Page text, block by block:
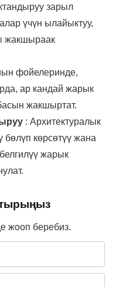
зарыл
үчүн ылайыктуу,
жакшыраак
фойелеринде,
ар кандай жарык
жакшыртат.
: Архитектуралык
бөлүп көрсөтүү жана
жарык
жооп беребиз.